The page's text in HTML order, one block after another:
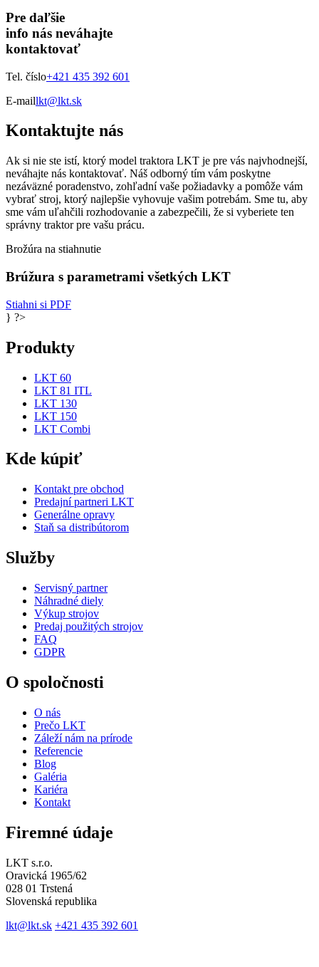
Pre daľšie
info nás neváhajte
kontaktovať
Tel. číslo+421 435 392 601
E-maillkt@lkt.sk
Kontaktujte nás
Ak si nie ste istí, ktorý model traktora LKT je pre vás najvhodnejší,
neváhajte nás kontaktovať. Náš odborný tím vám poskytne
nezáväzné poradenstvo, zohľadní vaše požiadavky a pomôže vám
vybrať stroj, ktorý najlepšie vyhovuje vašim potrebám. Sme tu, aby
sme vám uľahčili rozhodovanie a zabezpečili, že si vyberiete ten
správny traktor pre vašu prácu.
Brožúra na stiahnutie
Brúžura s parametrami všetkých LKT
Stiahni si PDF
} ?>
Produkty
LKT 60
LKT 81 ITL
LKT 130
LKT 150
LKT Combi
Kde kúpiť
Kontakt pre obchod
Predajní partneri LKT
Generálne opravy
Staň sa distribútorom
Služby
Servisný partner
Náhradné diely
Výkup strojov
Predaj použitých strojov
FAQ
GDPR
O spoločnosti
O nás
Prečo LKT
Záleží nám na prírode
Referencie
Blog
Galéria
Kariéra
Kontakt
Firemné údaje
LKT s.r.o.
Oravická 1965/62
028 01 Trstená
Slovenská republika
lkt@lkt.sk +421 435 392 601